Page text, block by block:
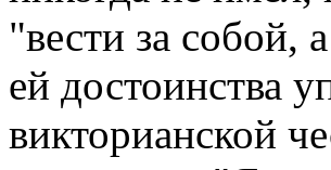
"вести за собой,
ей достоинства
викторианской